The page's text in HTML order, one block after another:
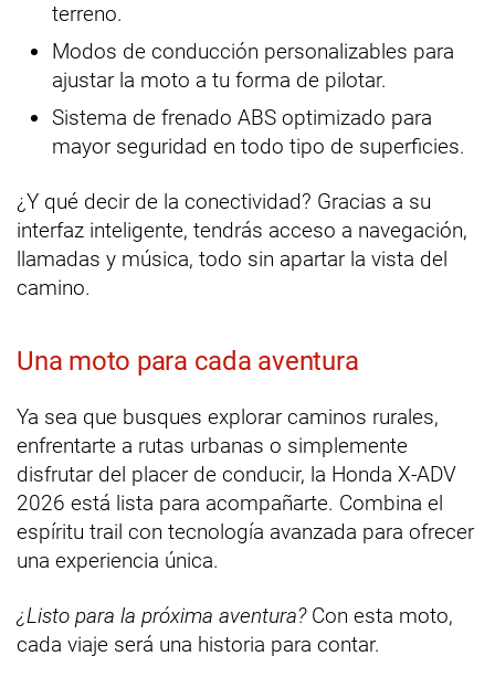
terreno.
Modos de conducción personalizables para
ajustar la moto a tu forma de pilotar.
Sistema de frenado ABS optimizado para
mayor seguridad en todo tipo de superficies.
¿Y qué decir de la conectividad? Gracias a su
interfaz inteligente, tendrás acceso a navegación,
llamadas y música, todo sin apartar la vista del
camino.
Una moto para cada aventura
Ya sea que busques explorar caminos rurales,
enfrentarte a rutas urbanas o simplemente
disfrutar del placer de conducir, la Honda X-ADV
2026 está lista para acompañarte. Combina el
espíritu trail con tecnología avanzada para ofrecer
una experiencia única.
¿Listo para la próxima aventura?Con esta moto,
cada viaje será una historia para contar.